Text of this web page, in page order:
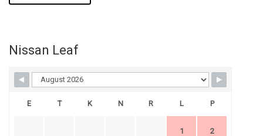
Nissan Leaf
E T K N R L P
1 2